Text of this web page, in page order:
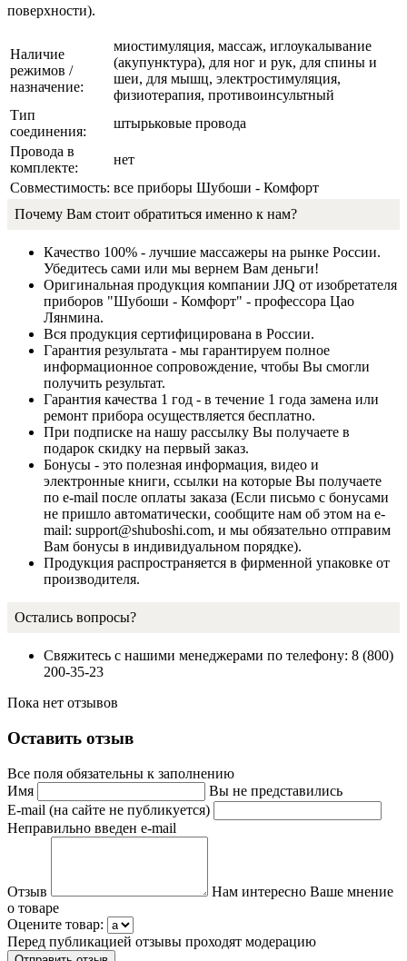
поверхности).
Наличие
режимов /
назначение:
миостимуляция, массаж, иглоукалывание
(акупунктура), для ног и рук, для спины и
шеи, для мышц, электростимуляция,
физиотерапия, противоинсультный
Тип
соединения:
штырьковые провода
Провода в
комплекте:
нет
Совместимость: все приборы Шубоши - Комфорт
Почему Вам стоит обратиться именно к нам?
Качество 100% - лучшие массажеры на рынке России.
Убедитесь сами или мы вернем Вам деньги!
Оригинальная продукция компании JJQ от изобретателя
приборов "Шубоши - Комфорт" - профессора Цао
Лянмина.
Вся продукция сертифицирована в России.
Гарантия результата - мы гарантируем полное
информационное сопровождение, чтобы Вы смогли
получить результат.
Гарантия качества 1 год - в течение 1 года замена или
ремонт прибора осуществляется бесплатно.
При подписке на нашу рассылку Вы получаете в
подарок скидку на первый заказ.
Бонусы - это полезная информация, видео и
электронные книги, ссылки на которые Вы получаете
по e-mail после оплаты заказа (Если письмо с бонусами
не пришло автоматически, сообщите нам об этом на e-
mail: support@shuboshi.com, и мы обязательно отправим
Вам бонусы в индивидуальном порядке).
Продукция распространяется в фирменной упаковке от
производителя.
Остались вопросы?
Свяжитесь с нашими менеджерами по телефону: 8 (800)
200-35-23
Пока нет отзывов
Оставить отзыв
Все поля обязательны к заполнению
Имя
Вы не представились
E-mail (на сайте не публикуется)
Неправильно введен e-mail
Отзыв
Нам интересно Ваше мнение
о товаре
Оцените товар:
Перед публикацией отзывы проходят модерацию